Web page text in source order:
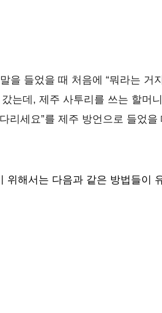
을 들었을 때 처음에 “뭐라는 거
는데, 제주 사투리를 쓰는 할머
리세요”를 제주 방언으로 들었
위해서는 다음과 같은 방법들이